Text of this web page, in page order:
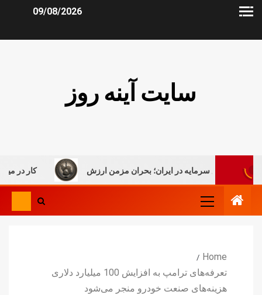
09/08/2026
سایت آینه روز
کار در میان جنگ، سرمایه در ایران؛ بحران مزمن ارزش
Home
تعرفه‌های ترامپ به افزایش 100 میلیارد دلاری
هزینه‌های صنعت خودرو منجر می‌شود